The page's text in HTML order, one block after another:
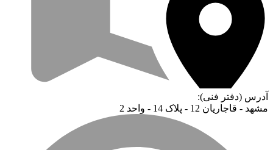
آدرس (دفتر فنی):
مشهد - قاجاریان 12 - پلاک 14 - واحد 2